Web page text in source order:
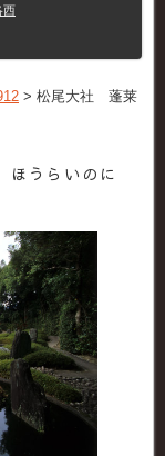
西
> 松尾大社 蓬莱
うらいのに